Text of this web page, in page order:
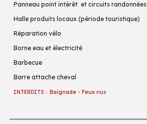
Panneau point intérêt et circuits randonnées
Halle produits locaux (période touristique)
Réparation vélo
Borne eau et électricité
Barbecue
Barre attache cheval
INTERDITS : Baignade - Feux nus